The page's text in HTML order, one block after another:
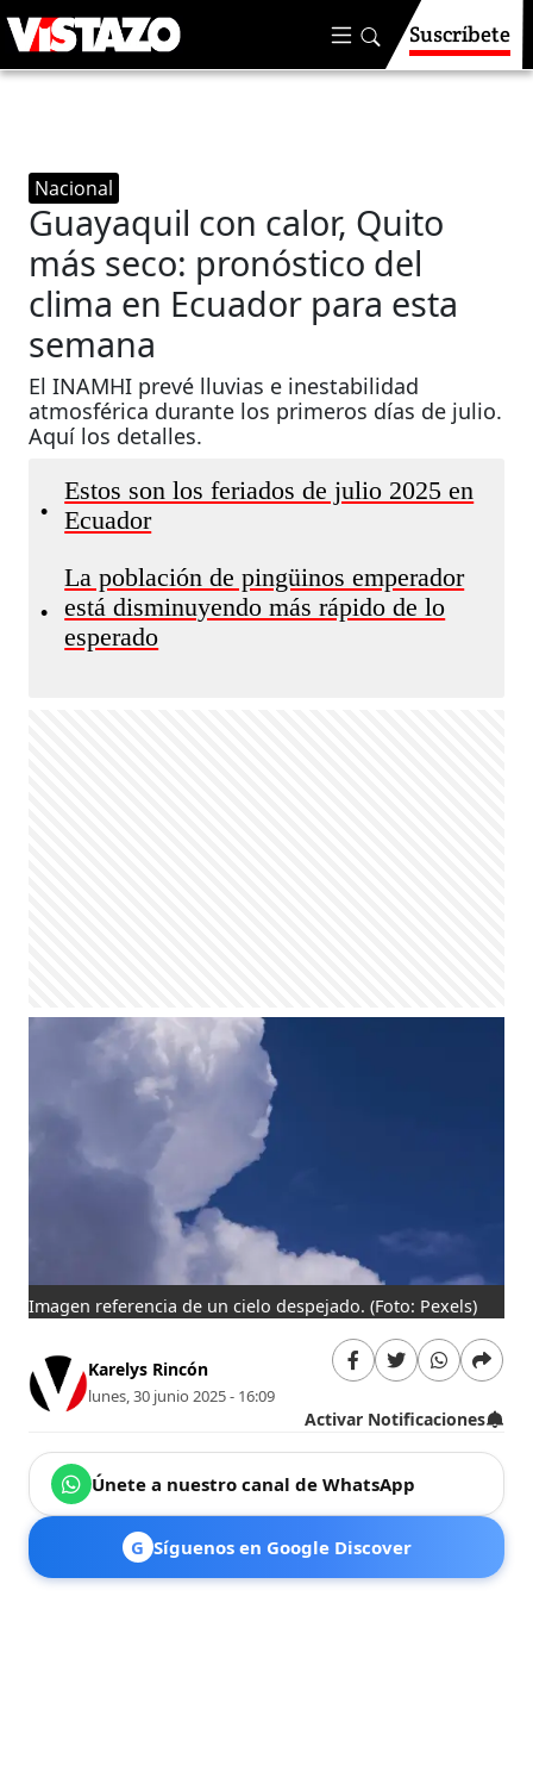
Suscríbete
Nacional
Guayaquil con calor, Quito
más seco: pronóstico del
clima en Ecuador para esta
semana
El INAMHI prevé lluvias e inestabilidad
atmosférica durante los primeros días de julio.
Aquí los detalles.
•
Estos son los feriados de julio 2025 en
Ecuador
•
La población de pingüinos emperador
está disminuyendo más rápido de lo
esperado
Imagen referencia de un cielo despejado.(Foto: Pexels)
Karelys Rincón
lunes, 30 junio 2025 - 16:09
Activar Notificaciones
Únete a nuestro canal de WhatsApp
G Síguenos en Google Discover